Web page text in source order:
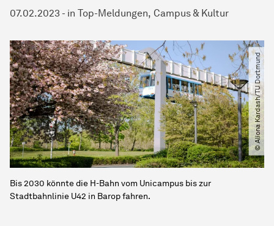
07.02.2023 - in Top-Meldungen Campus & Kultur
© Aliona Kardash​/​TU Dortmund
Bis 2030 könnte die H-Bahn vom Unicampus bis zur
Stadtbahnlinie U42 in Barop fahren.